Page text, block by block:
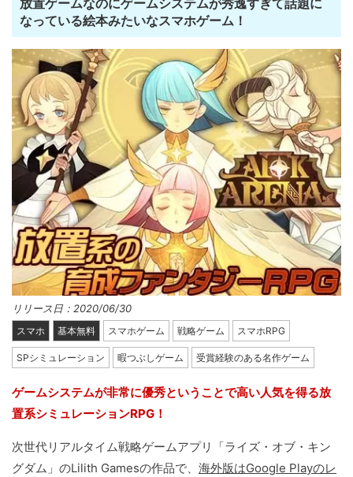
放置ゲームなのにゲームシステムが秀逸すぎて話題に
なっている絵本みたいなスマホゲーム！
リリース日：2020/06/30
スマホ 基本無料 スマホゲーム 戦略ゲーム スマホRPG
SPシミュレーション 暇つぶしゲーム 受賞経験のある名作ゲーム
ゲームシステムが非常に優秀ということで高い人気を得る放
置系シミュレーションRPG！
次世代リアルタイム戦略ゲームアプリ「ライズ・オブ・キン
グダム」のLilith Gamesの作品で、 海外版はGoogle Playのレ